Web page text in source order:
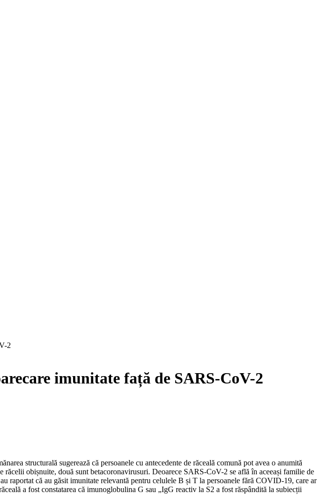
2
imunitate față de SARS-CoV-2
structurală sugerează că persoanele cu antecedente de răceală comună pot avea o anumită
obișnuite, două sunt betacoronavirusuri. Deoarece SARS-CoV-2 se află în aceeași familie de
raportat că au găsit imunitate relevantă pentru celulele B și T la persoanele fără COVID-19, care ar
a fost constatarea că imunoglobulina G sau „IgG reactiv la S2 a fost răspândită la subiecții